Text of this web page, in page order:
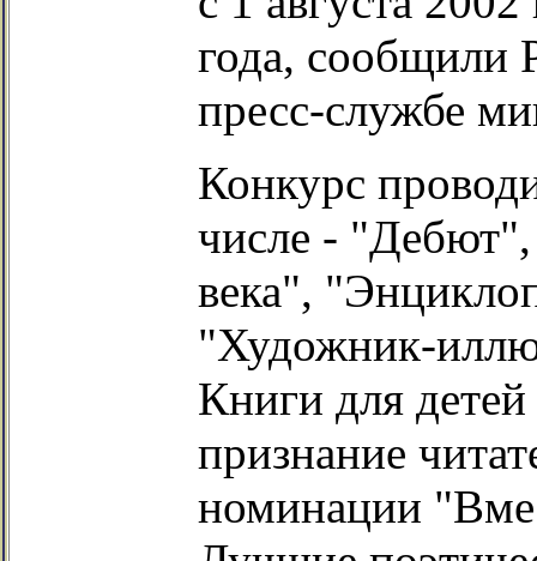
года, сообщили
пресс-службе
Конкурс
числе -
века",
"Художник-
Книги для
признание
номинации